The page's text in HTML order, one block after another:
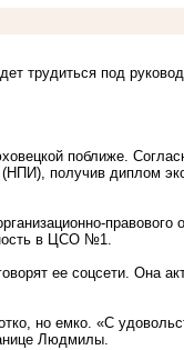
трудиться под
поближе.
получив диплом
в ЦСО №1.
ее соцсети. Она
но емко. «С
Людмилы.